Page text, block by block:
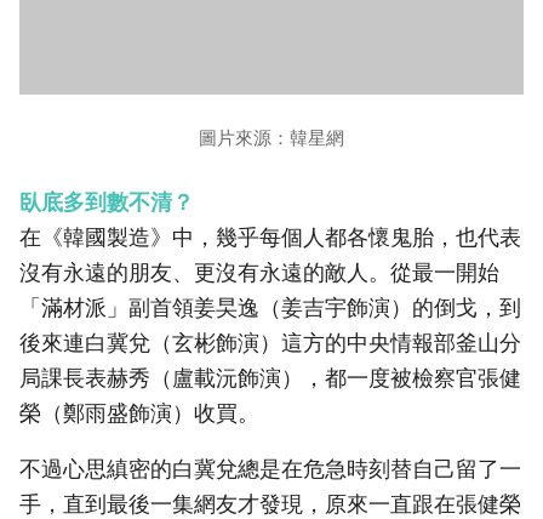
圖片來源：韓星網
臥底多到數不清？
在《韓國製造》中，幾乎每個人都各懷鬼胎，也代表
沒有永遠的朋友、更沒有永遠的敵人。從最一開始
「滿材派」副首領姜旲逸（姜吉宇飾演）的倒戈，到
後來連白冀兌（玄彬飾演）這方的中央情報部釜山分
局課長表赫秀（盧載沅飾演），都一度被檢察官張健
榮（鄭雨盛飾演）收買。
不過心思縝密的白冀兌總是在危急時刻替自己留了一
手，直到最後一集網友才發現，原來一直跟在張健榮